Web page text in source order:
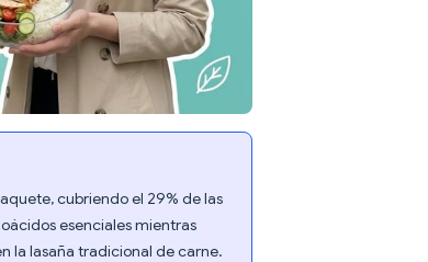
cubriendo el 29% de las
esenciales mientras
la lasaña tradicional de carne.